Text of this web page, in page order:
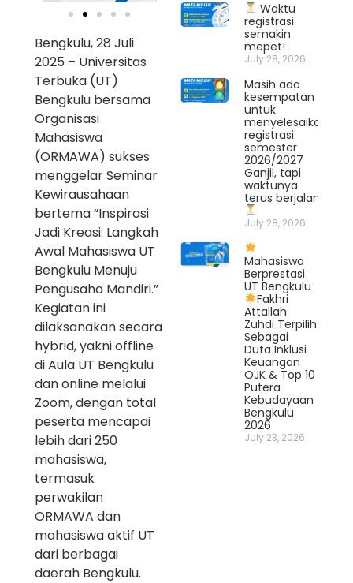
Bengkulu, 28 Juli
2025 – Universitas
Terbuka (UT)
Bengkulu bersama
Organisasi
Mahasiswa
(ORMAWA) sukses
menggelar Seminar
Kewirausahaan
bertema “Inspirasi
Jadi Kreasi: Langkah
Awal Mahasiswa UT
Bengkulu Menuju
Pengusaha Mandiri.”
Kegiatan ini
dilaksanakan secara
hybrid, yakni offline
di Aula UT Bengkulu
dan online melalui
Zoom, dengan total
peserta mencapai
lebih dari 250
mahasiswa,
termasuk
perwakilan
ORMAWA dan
mahasiswa aktif UT
dari berbagai
daerah Bengkulu.
Waktu
registrasi
semakin
mepet!
July 28, 2026
Masih ada
kesempatan
untuk
menyelesaikan
registrasi
semester
2026/2027
Ganjil, tapi
waktunya
terus berjalan.
July 28, 2026
Mahasiswa
Berprestasi
UT Bengkulu
Fakhri
Attallah
Zuhdi Terpilih
Sebagai
Duta Inklusi
Keuangan
OJK & Top 10
Putera
Kebudayaan
Bengkulu
2026
July 23, 2026